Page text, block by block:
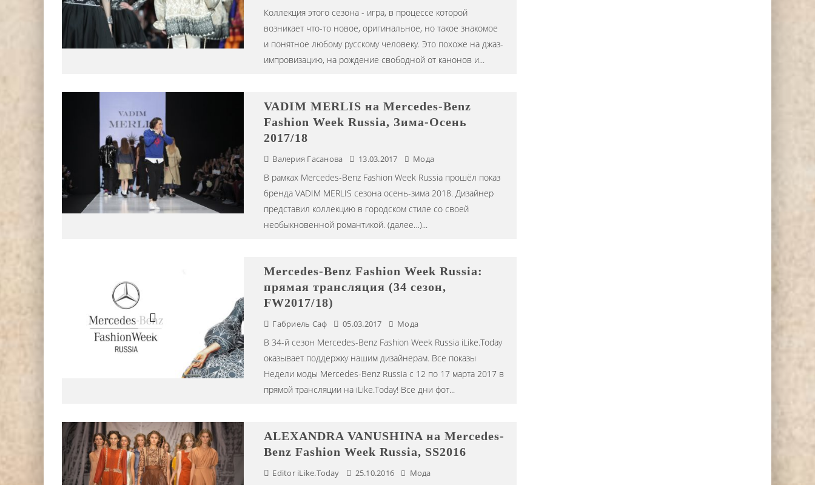
Коллекция этого сезона - игра, в процессе которой
возникает что-то новое, оригинальное, но такое знакомое
и понятное любому русскому человеку. Это похоже на джаз-
импровизацию, на рождение свободной от канонов и...
VADIM MERLIS на Mercedes-Benz
Fashion Week Russia, Зима-Осень
2017/18
Валерия Гасанова 13.03.2017 Мода
В рамках Mercedes-Benz Fashion Week Russia прошёл показ
бренда VADIM MERLIS сезона осень-зима 2018. Дизайнер
представил коллекцию в городском стиле со своей
необыкновенной романтикой. (далее…)...
Mercedes-Benz Fashion Week Russia:
прямая трансляция (34 сезон,
FW2017/18)
Габриель Саф 05.03.2017 Мода
В 34-й сезон Mercedes-Benz Fashion Week Russia iLike.Today
оказывает поддержку нашим дизайнерам. Все показы
Недели моды Mercedes-Benz Russia с 12 по 17 марта 2017 в
прямой трансляции на iLike.Today! Все дни фот...
ALEXANDRA VANUSHINA на Mercedes-
Benz Fashion Week Russia, SS2016
Editor iLike.Today 25.10.2016 Мода